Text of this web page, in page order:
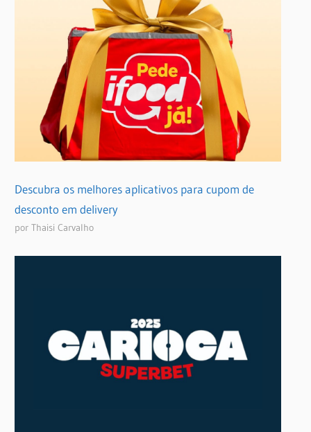
Descubra os melhores aplicativos para cupom de
desconto em delivery
por Thaisi Carvalho